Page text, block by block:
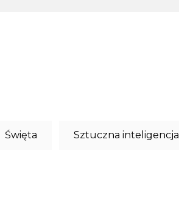
Święta Sztuczna inteligencja